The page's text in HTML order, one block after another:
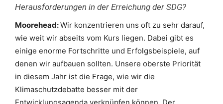
Herausforderungen in der Erreichung der SDG?
Moorehead:Wir konzentrieren uns oft zu sehr darauf,
wie weit wir abseits vom Kurs liegen. Dabei gibt es
einige enorme Fortschritte und Erfolgsbeispiele, auf
denen wir aufbauen sollten. Unsere oberste Priorität
in diesem Jahr ist die Frage, wie wir die
Klimaschutzdebatte besser mit der